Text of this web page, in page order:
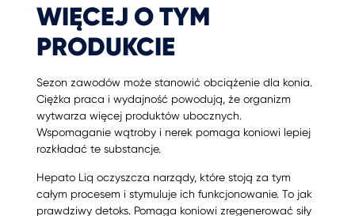
WIĘCEJ O TYM
PRODUKCIE
Sezon zawodów może stanowić obciążenie dla konia.
Ciężka praca i wydajność powodują, że organizm
wytwarza więcej produktów ubocznych.
Wspomaganie wątroby i nerek pomaga koniowi lepiej
rozkładać te substancje.
Hepato Liq oczyszcza narządy, które stoją za tym
całym procesem i stymuluje ich funkcjonowanie. To jak
prawdziwy detoks. Pomaga koniowi zregenerować siły